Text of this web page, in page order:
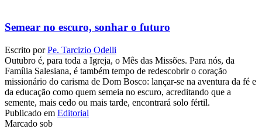
Semear no escuro, sonhar o futuro
Escrito porPe. Tarcizio Odelli
Outubro é, para toda a Igreja, o Mês das Missões. Para nós, da
Família Salesiana, é também tempo de redescobrir o coração
missionário do carisma de Dom Bosco: lançar-se na aventura da fé e
da educação como quem semeia no escuro, acreditando que a
semente, mais cedo ou mais tarde, encontrará solo fértil.
Publicado em Editorial
Marcado sob